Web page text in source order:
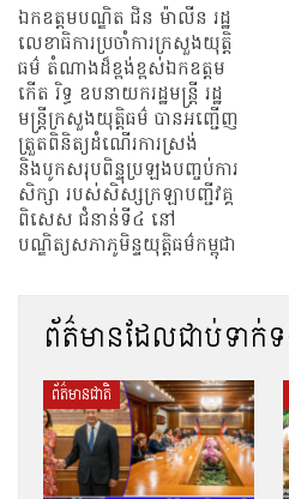
ឯកឧត្តមបណ្ឌិត ជិន​ ម៉ាលីន រដ្ឋ
លេខាធិការប្រចាំការក្រសួងយុត្តិ
ធម៌ តំណាងដ៏ខ្ពង់ខ្ពស់ឯកឧត្តម
កើត រិទ្ធ ឧបនាយករដ្ឋមន្ត្រី រដ្ឋ
មន្ត្រីក្រសួងយុត្តិធម៌​ បានអញ្ជេីញ
ត្រួតពិនិត្យដំណើរការស្រង់​
និងបូកសរុបពិន្ទុប្រឡងបញ្ចប់ការ
សិក្សា​ របស់សិស្សក្រឡាបញ្ជីវគ្គ
ពិសេស​ ជំនាន់ទី៤ នៅ
បណ្ឌិត្យសភាភូមិន្ទយុត្តិធម៌កម្ពុជា
ព័ត៌មានដែលជាប់ទាក់
ព័ត៌មានជាតិ